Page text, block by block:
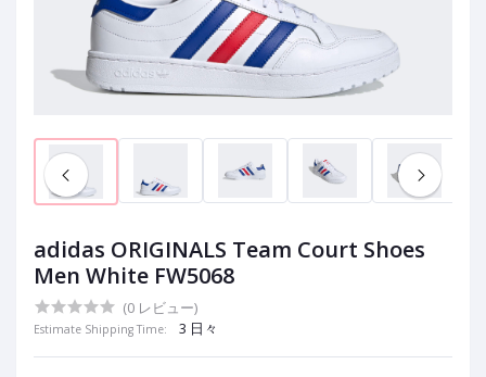
adidas ORIGINALS Team Court Shoes
Men White FW5068
(0 レビュー)
Estimate Shipping Time: 3 日々